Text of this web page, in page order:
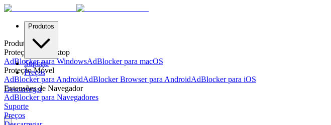
Produtos
Suporte
Preços
Descarregar
Produtos
Proteção de Desktop
AdBlocker para WindowsAdBlocker para macOS
Proteção Móvel
AdBlocker para AndroidAdBlocker Browser para AndroidAdBlocker para iOS
Extensões de Navegador
AdBlocker para Navegadores
Suporte
Preços